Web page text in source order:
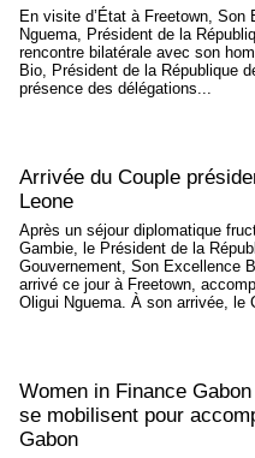
En visite d’État à Freetown,
Nguema, Président de la
rencontre bilatérale avec son
Bio, Président de la République
présence des délégations...
Arrivée du Couple
Leone
Après un séjour diplomatique
Gambie, le Président de la
Gouvernement, Son Excellence
arrivé ce jour à Freetown,
Oligui Nguema. À son arrivée, le
Women in Finance
se mobilisent pour
Gabon